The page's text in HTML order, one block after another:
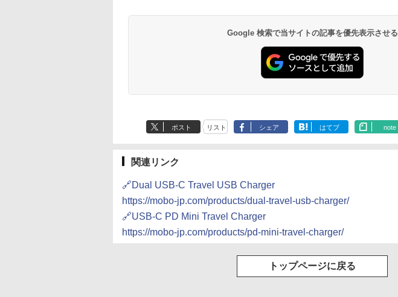
Google 検索で当サイトの記事を優先表示させる
ポスト リスト シェア はてブ note
関連リンク
🔗Dual USB-C Travel USB Charger
https://mobo-jp.com/products/dual-travel-usb-charger/
🔗USB-C PD Mini Travel Charger
https://mobo-jp.com/products/pd-mini-travel-charger/
トップページに戻る